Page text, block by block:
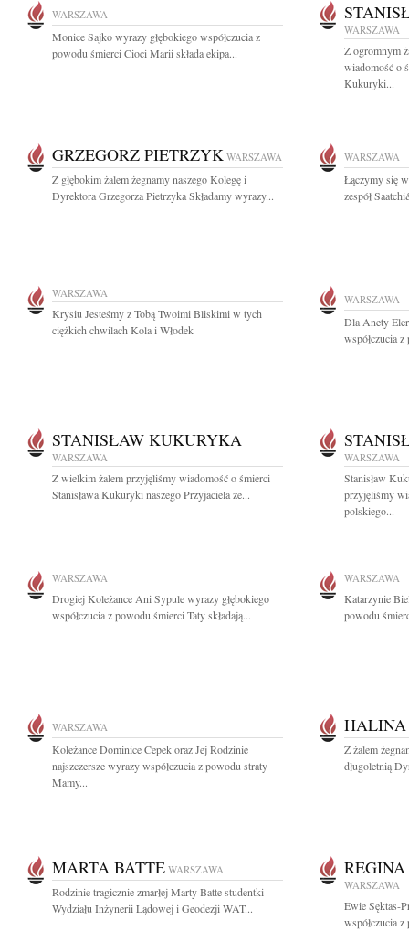
WARSZAWA
Monice Sajko wyrazy głębokiego współczucia z
powodu śmierci Cioci Marii składa ekipa...
WARSZAWA
Z ogromnym
wiadomość o
Kukuryki...
GRZEGORZ PIETRZYK WARSZAWA
Z głębokim żalem żegnamy naszego Kolegę i
Dyrektora Grzegorza Pietrzyka Składamy wyrazy...
WARSZAWA
Łączymy się
zespół
WARSZAWA
Krysiu Jesteśmy z Tobą Twoimi Bliskimi w tych
ciężkich chwilach Kola i Włodek
WARSZAWA
Dla Anety
współczucia
STANISŁAW KUKURYKA
WARSZAWA
Z wielkim żalem przyjęliśmy wiadomość o śmierci
Stanisława Kukuryki naszego Przyjaciela ze...
WARSZAWA
Stanisław
przyjęliśmy
polskiego...
WARSZAWA
Drogiej Koleżance Ani Sypule wyrazy głębokiego
współczucia z powodu śmierci Taty składają...
WARSZAWA
Katarzynie
powodu
WARSZAWA
Koleżance Dominice Cepek oraz Jej Rodzinie
najszczersze wyrazy współczucia z powodu straty
Mamy...
Z żalem
długoletnią
MARTA BATTE WARSZAWA
Rodzinie tragicznie zmarłej Marty Batte studentki
Wydziału Inżynerii Lądowej i Geodezji WAT...
WARSZAWA
Ewie Sęktas-
współczucia